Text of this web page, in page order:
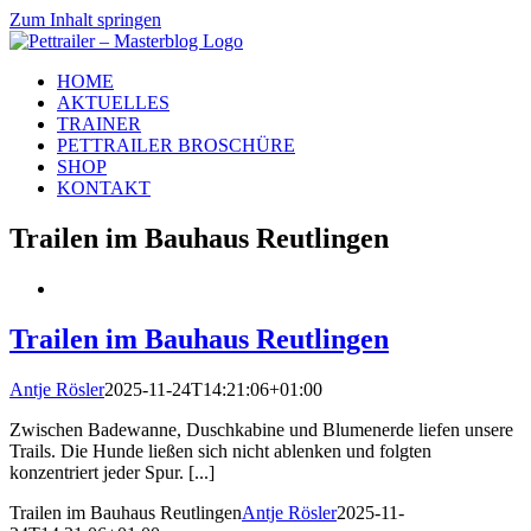
Zum Inhalt springen
HOME
AKTUELLES
TRAINER
PETTRAILER BROSCHÜRE
SHOP
KONTAKT
Trailen im Bauhaus Reutlingen
Trailen im Bauhaus Reutlingen
Antje Rösler2025-11-24T14:21:06+01:00
Zwischen Badewanne, Duschkabine und Blumenerde liefen unsere
Trails. Die Hunde ließen sich nicht ablenken und folgten
konzentriert jeder Spur. [...]
Trailen im Bauhaus ReutlingenAntje Rösler2025-11-